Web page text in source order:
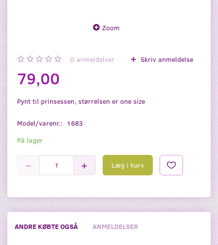
Zoom
0 anmeldelser Skriv anmeldelse
79,00
Pynt til prinsessen, størrelsen er one size
Model/varenr.:
1683
På lager
Læg i kurv
ANDRE KØBTE OGSÅ ANMELDELSER